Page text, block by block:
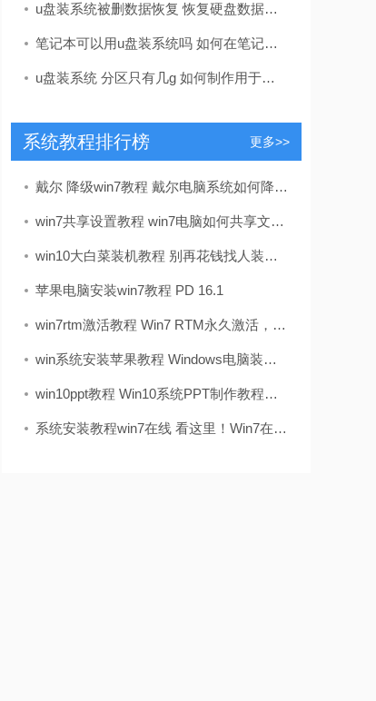
u盘装系统被删数据恢复 恢复硬盘数据的有效方法及常见问题解决技巧全解析
笔记本可以用u盘装系统吗 如何在笔记本电脑上用U盘重装系统？System Home U盘重装Win10教程
u盘装系统 分区只有几g 如何制作用于系统安装的U盘启动盘
系统教程排行榜 更多>>
戴尔 降级win7教程 戴尔电脑系统如何降级到win7？这里有详细教程及准备要点
win7共享设置教程 win7电脑如何共享文件 Win7电脑共享文件操作方法[详细]
win10大白菜装机教程 别再花钱找人装系统啦！超简易U盘装Windows，重装不求人
苹果电脑安装win7教程 PD 16.1
win7rtm激活教程 Win7 RTM永久激活，别瞎折腾！教你一步到位稳如老狗
win系统安装苹果教程 Windows电脑装苹果系统？手把手教你搞定“黑苹果”
win10ppt教程 Win10系统PPT制作教程：母版设置与实用技巧，提升演示文稿专业性
系统安装教程win7在线 看这里！Win7在线安装全攻略，工程师教你一步步搞定系统